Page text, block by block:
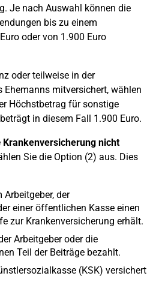
Je nach Auswahl können die
bis zu einem
oder von 1.900 Euro
oder teilweise in der
Ehemanns mitversichert, wählen
Höchstbetrag für sonstige
in diesem Fall 1.900 Euro.
Krankenversicherung nicht
Sie die Option (2) aus. Dies
Arbeitgeber, der
einer öffentlichen Kasse einen
zur Krankenversicherung erhält.
Arbeitgeber oder die
Teil der Beiträge bezahlt.
(KSK) versichert